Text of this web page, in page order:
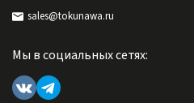
sales@tokunawa.ru
Мы в социальных сетях: